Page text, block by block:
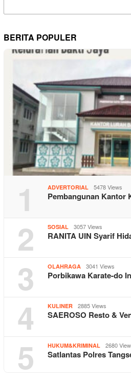
BERITA POPULER
1 ADVERTORIAL 5478 Views
Pembangunan Kantor
2 SOSIAL 3057 Views
RANITA UIN Syarif
3 OLAHRAGA 3041 Views
Porbikawa Karate-do
4 KULINER 2885 Views
SAEROSO Resto &
5 HUKUM&KRIMINAL 2680
Satlantas Polres